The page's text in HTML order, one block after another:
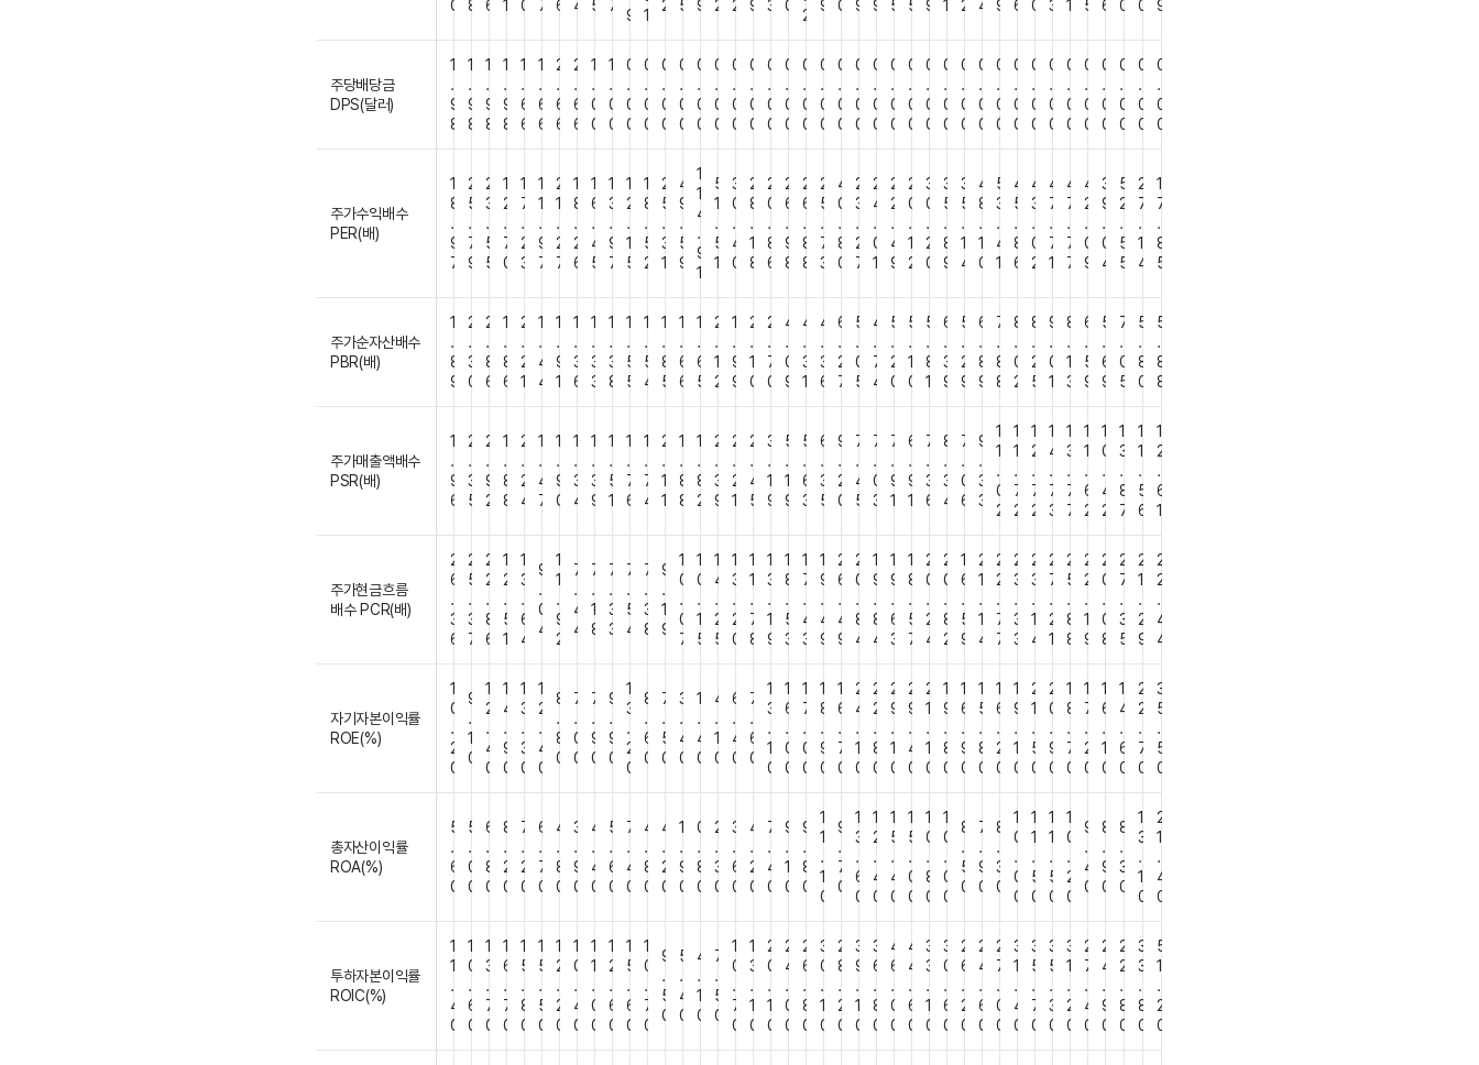
0
8
6
1
0
7
6
4
5
7
9
1
2
5
9
2
2
9
3
0
2
9
0
9
9
5
5
9
1
2
4
9
6
0
3
1
5
6
0
0
9
주당배당금
DPS(달러)
1
.
9
8
1
.
9
8
1
.
9
8
1
.
9
8
1
.
6
6
1
.
6
6
2
.
6
6
2
.
6
6
1
.
0
0
1
.
0
0
0
.
0
0
0
.
0
0
0
.
0
0
0
.
0
0
0
.
0
0
0
.
0
0
0
.
0
0
0
.
0
0
0
.
0
0
0
.
0
0
0
.
0
0
0
.
0
0
0
.
0
0
0
.
0
0
0
.
0
0
0
.
0
0
0
.
0
0
0
.
0
0
0
.
0
0
0
.
0
0
0
.
0
0
0
.
0
0
0
.
0
0
0
.
0
0
0
.
0
0
0
.
0
0
0
.
0
0
0
.
0
0
0
.
0
0
0
.
0
0
0
.
0
0
주가수익배수
PER(배)
1
8
.
9
7
2
5
.
7
9
2
3
.
5
5
1
2
.
7
0
1
7
.
2
3
1
1
.
9
7
2
1
.
2
7
1
8
.
2
6
1
6
.
4
5
1
3
.
9
7
1
2
.
1
5
1
8
.
5
2
2
5
.
3
1
4
9
.
5
9
1
1
4
.
9
1
5
1
.
5
1
3
0
.
4
0
2
8
.
1
8
2
0
.
8
6
2
6
.
9
8
2
6
.
8
8
2
5
.
7
3
4
0
.
8
0
2
3
.
2
7
2
4
.
0
1
2
2
.
4
9
2
0
.
1
2
3
0
.
2
0
3
5
.
8
9
3
5
.
1
4
4
8
.
1
0
5
3
.
4
1
4
5
.
8
6
4
3
.
0
2
4
7
.
7
1
4
7
.
7
7
4
2
.
0
9
3
9
.
0
4
5
2
.
5
5
2
7
.
1
4
1
7
.
8
5
주가순자산배수
PBR(배)
1
.
8
9
2
.
3
0
2
.
8
6
1
.
8
6
2
.
2
1
1
.
4
4
1
.
9
1
1
.
3
6
1
.
3
3
1
.
3
8
1
.
5
5
1
.
5
4
1
.
8
5
1
.
6
6
1
.
6
5
2
.
1
2
1
.
9
9
2
.
1
0
2
.
7
0
4
.
0
9
4
.
3
1
4
.
3
6
6
.
2
7
5
.
0
5
4
.
7
4
5
.
2
0
5
.
1
0
5
.
8
1
6
.
3
9
5
.
2
9
6
.
8
9
7
.
8
8
8
.
0
2
8
.
2
5
9
.
0
1
8
.
1
3
6
.
5
9
5
.
6
9
7
.
0
5
5
.
8
0
5
.
8
8
주가매출액배수
PSR(배)
1
.
9
6
2
.
3
5
2
.
9
2
1
.
8
8
2
.
2
4
1
.
4
7
1
.
9
0
1
.
3
4
1
.
3
9
1
.
5
1
1
.
7
6
1
.
7
4
2
.
1
1
1
.
8
8
1
.
8
2
2
.
3
9
2
.
2
1
2
.
4
5
3
.
1
9
5
.
1
9
5
.
6
3
6
.
3
5
9
.
2
0
7
.
4
5
7
.
0
3
7
.
9
1
6
.
9
1
7
.
3
6
8
.
3
4
7
.
0
6
9
.
3
3
1
1
.
0
2
1
1
.
7
2
1
2
.
7
2
1
4
.
7
3
1
3
.
7
7
1
1
.
6
2
1
0
.
4
2
1
3
.
8
7
1
1
.
5
6
1
2
.
6
1
주가현금흐름
배수 PCR(배)
2
6
.
3
6
2
5
.
3
7
2
2
.
8
6
1
2
.
5
1
1
3
.
6
4
9
.
0
4
1
1
.
9
2
7
.
4
4
7
.
1
8
7
.
3
3
7
.
5
4
7
.
3
8
9
.
1
9
1
0
.
0
7
1
0
.
1
5
1
4
.
2
5
1
3
.
2
0
1
1
.
7
8
1
3
.
1
9
1
8
.
5
3
1
7
.
4
3
1
9
.
4
9
2
6
.
4
9
2
0
.
8
4
1
9
.
8
4
1
9
.
6
3
1
8
.
5
7
2
0
.
2
4
2
0
.
8
2
1
6
.
5
9
2
1
.
1
4
2
2
.
7
7
2
3
.
3
3
2
3
.
1
4
2
7
.
2
1
2
5
.
8
8
2
2
.
1
9
2
0
.
0
8
2
7
.
3
5
2
1
.
2
9
2
2
.
4
4
자기자본이익률
ROE(%)
1
0
.
2
0
9
.
1
0
1
2
.
4
0
1
4
.
9
0
1
3
.
3
0
1
2
.
4
0
8
.
8
0
7
.
0
0
7
.
9
0
9
.
9
0
1
3
.
2
0
8
.
6
0
7
.
5
0
3
.
4
0
1
.
4
0
4
.
1
0
6
.
4
0
7
.
6
0
1
3
.
1
0
1
6
.
0
0
1
7
.
0
0
1
8
.
9
0
1
6
.
7
0
2
4
.
1
0
2
2
.
8
0
2
9
.
1
0
2
9
.
4
0
2
1
.
1
0
1
9
.
8
0
1
6
.
9
0
1
5
.
8
0
1
6
.
2
0
1
9
.
1
0
2
1
.
5
0
2
0
.
9
0
1
8
.
7
0
1
7
.
2
0
1
6
.
1
0
1
4
.
6
0
2
2
.
7
0
3
5
.
5
0
총자산이익률
ROA(%)
5
.
6
0
5
.
0
0
6
.
8
0
8
.
2
0
7
.
2
0
6
.
7
0
4
.
8
0
3
.
9
0
4
.
4
0
5
.
6
0
7
.
4
0
4
.
8
0
4
.
2
0
1
.
9
0
0
.
8
0
2
.
3
0
3
.
6
0
4
.
2
0
7
.
4
0
9
.
1
0
9
.
8
0
1
1
.
1
0
9
.
7
0
1
3
.
6
0
1
2
.
4
0
1
5
.
4
0
1
5
.
0
0
1
0
.
8
0
1
0
.
0
0
8
.
5
0
7
.
9
0
8
.
3
0
1
0
.
0
0
1
1
.
5
0
1
1
.
5
0
1
0
.
2
0
9
.
4
0
8
.
9
0
8
.
3
0
1
3
.
1
0
2
1
.
4
0
투하자본이익률
ROIC(%)
1
1
.
4
0
1
0
.
6
0
1
3
.
7
0
1
6
.
7
0
1
5
.
8
0
1
5
.
5
0
1
2
.
2
0
1
0
.
4
0
1
1
.
0
0
1
2
.
6
0
1
5
.
6
0
1
0
.
7
0
9
.
5
0
5
.
4
0
4
.
1
0
7
.
5
0
1
0
.
7
0
1
3
.
1
0
2
0
.
1
0
2
4
.
0
0
2
6
.
8
0
3
0
.
1
0
2
8
.
2
0
3
9
.
1
0
3
6
.
8
0
4
6
.
0
0
4
4
.
6
0
3
3
.
1
0
3
0
.
6
0
2
6
.
2
0
2
4
.
6
0
2
7
.
0
0
3
1
.
4
0
3
5
.
7
0
3
5
.
3
0
3
1
.
2
0
2
7
.
4
0
2
4
.
9
0
2
2
.
8
0
3
3
.
8
0
5
1
.
2
0